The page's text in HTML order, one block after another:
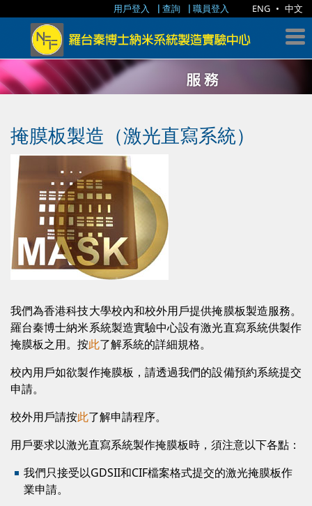
用戶登入 查詢 職員登入 ENG • 中文
掩膜板製造（激光直寫系統）
我們為香港科技大學校內和校外用戶提供掩膜板製造服務。
羅台秦博士納米系統製造實驗中心設有激光直寫系統供製作
掩膜板之用。按此了解系統的詳細規格。
校內用戶如欲製作掩膜板，請透過我們的設備預約系統提交
申請。
校外用戶請按此了解申請程序。
用戶要求以激光直寫系統製作掩膜板時，須注意以下各點：
我們只接受以GDSII和CIF檔案格式提交的激光掩膜板作
業申請。